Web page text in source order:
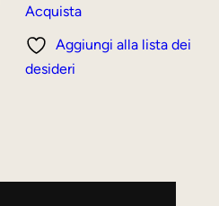
originale
170,00 €.149,00 €.
Acquista
Aggiungi alla lista dei
desideri